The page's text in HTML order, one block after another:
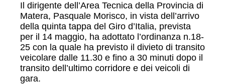
Il dirigente dell’Area Tecnica della Provincia di
Matera, Pasquale Morisco, in vista dell’arrivo
della quinta tappa del Giro d’Italia, prevista
per il 14 maggio, ha adottato l’ordinanza n.18-
25 con la quale ha previsto il divieto di transito
veicolare dalle 11.30 e fino a 30 minuti dopo il
transito dell’ultimo corridore e dei veicoli di
gara.